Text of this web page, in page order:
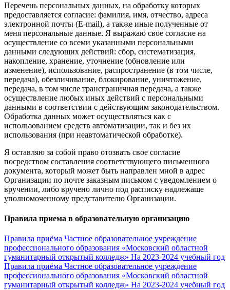
Перечень персональных данных, на обработку которых
предоставляется согласие: фамилия, имя, отчество, адреса
электронной почты (E-mail), а также иные полученные от
меня персональные данные. Я выражаю свое согласие на
осуществление со всеми указанными персональными
данными следующих действий: сбор, систематизация,
накопление, хранение, уточнение (обновление или
изменение), использование, распространение (в том числе,
передача), обезличивание, блокирование, уничтожение,
передача, в том числе трансграничная передача, а также
осуществление любых иных действий с персональными
данными в соответствии с действующим законодательством.
Обработка данных может осуществляться как с
использованием средств автоматизации, так и без их
использования (при неавтоматической обработке).
Я оставляю за собой право отозвать свое согласие
посредством составления соответствующего письменного
документа, который может быть направлен мной в адрес
Организации по почте заказным письмом с уведомлением о
вручении, либо вручено лично под расписку надлежаще
уполномоченному представителю Организации.
Правила приема в образовательную организацию
Правила приёма Частное образовательное учреждение
профессионального образования «Московский областной
гуманитарный открытый колледж» На 2023-2024 учебный год
Правила приёма Частное образовательное учреждение
профессионального образования «Московский областной
гуманитарный открытый колледж» На 2023-2024 учебный год